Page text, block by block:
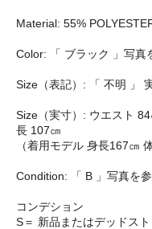
Material: 55%
Color: 「 ブラック 」写真
Size（表記）: 「 不明 」
Size（実寸）: ウエスト
長 107㎝
（着用モデル 身長167㎝
Condition: 「 B 」写真を
コンデション
S＝ 新品またはデッドスト